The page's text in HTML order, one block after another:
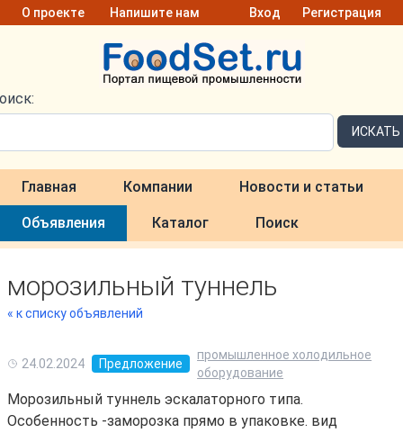
О проекте Напишите нам Вход Регистрация
ИСКАТЬ
Главная Компании Новости и статьи
Объявления Каталог Поиск
морозильный туннель
« к списку объявлений
24.02.2024 Предложение
промышленное холодильное
оборудование
Морозильный туннель эскалаторного типа.
Особенность -заморозка прямо в упаковке. вид